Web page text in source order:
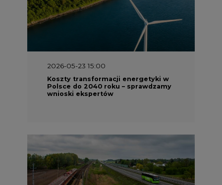
2026-05-23 15:00
Koszty transformacji energetyki w
Polsce do 2040 roku – sprawdzamy
wnioski ekspertów